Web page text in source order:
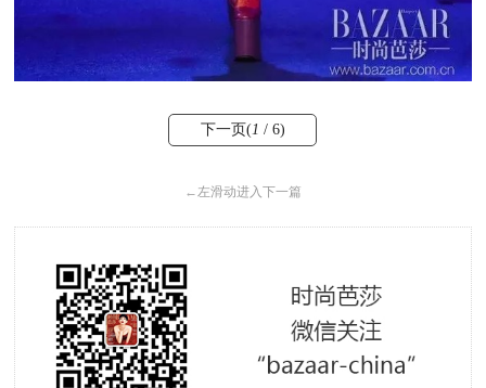
下一页(1 / 6)
←左滑动进入下一篇